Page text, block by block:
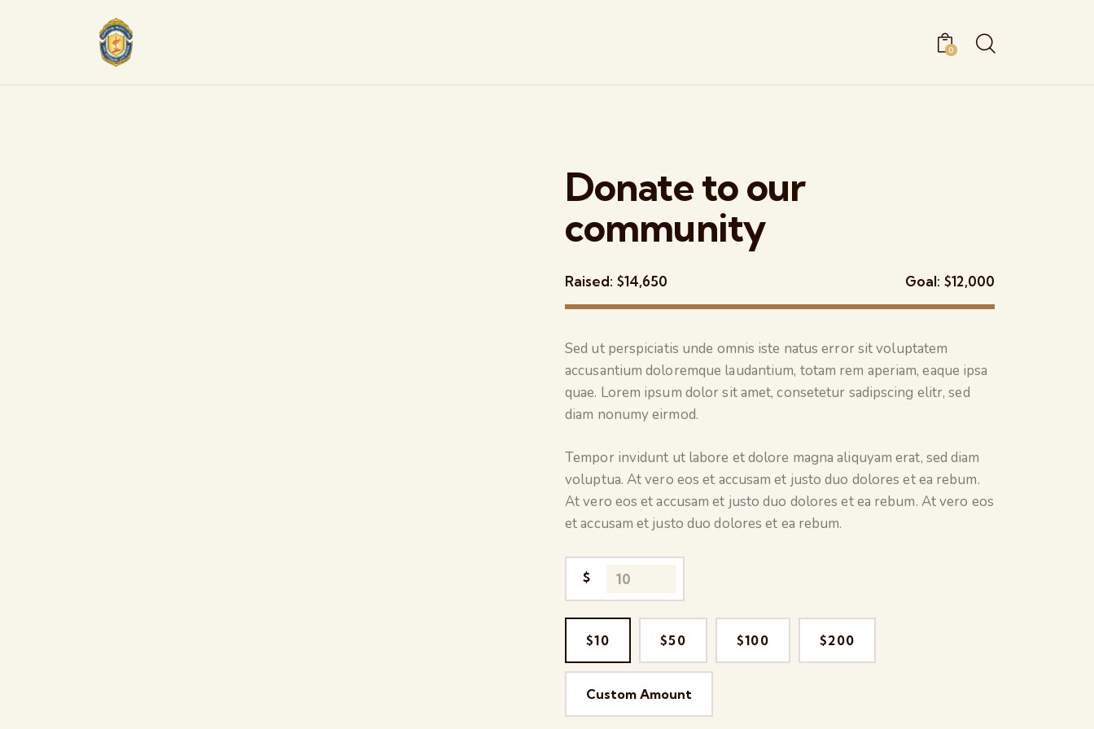
0
Donate to our
community
Raised: $14,650 Goal: $12,000
Sed ut perspiciatis unde omnis iste natus error sit voluptatem
accusantium doloremque laudantium, totam rem aperiam, eaque ipsa
quae. Lorem ipsum dolor sit amet, consetetur sadipscing elitr, sed
diam nonumy eirmod.
Tempor invidunt ut labore et dolore magna aliquyam erat, sed diam
voluptua. At vero eos et accusam et justo duo dolores et ea rebum.
At vero eos et accusam et justo duo dolores et ea rebum. At vero eos
et accusam et justo duo dolores et ea rebum.
$
$10 $50 $100 $200
Custom Amount